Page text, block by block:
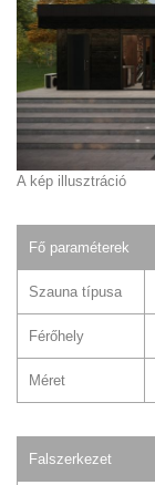
A kép illusztráció
Fő paraméterek
Szauna típusa
Férőhely
Méret
Falszerkezet